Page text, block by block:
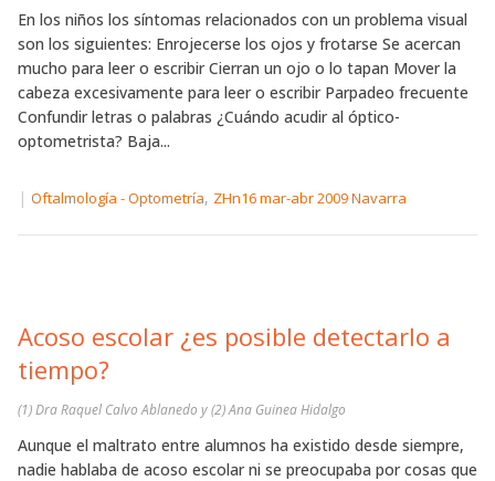
En los niños los síntomas relacionados con un problema visual
son los siguientes: Enrojecerse los ojos y frotarse Se acercan
mucho para leer o escribir Cierran un ojo o lo tapan Mover la
cabeza excesivamente para leer o escribir Parpadeo frecuente
Confundir letras o palabras ¿Cuándo acudir al óptico-
optometrista? Baja...
| Oftalmología - Optometría, ZHn16 mar-abr 2009 Navarra
Acoso escolar ¿es posible detectarlo a
tiempo?
(1) Dra Raquel Calvo Ablanedo y (2) Ana Guinea Hidalgo
Aunque el maltrato entre alumnos ha existido desde siempre,
nadie hablaba de acoso escolar ni se preocupaba por cosas que